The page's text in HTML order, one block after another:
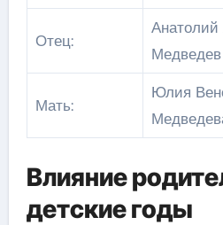
Отец:
Медведев
Мать:
Юлия
Влияние
детские годы